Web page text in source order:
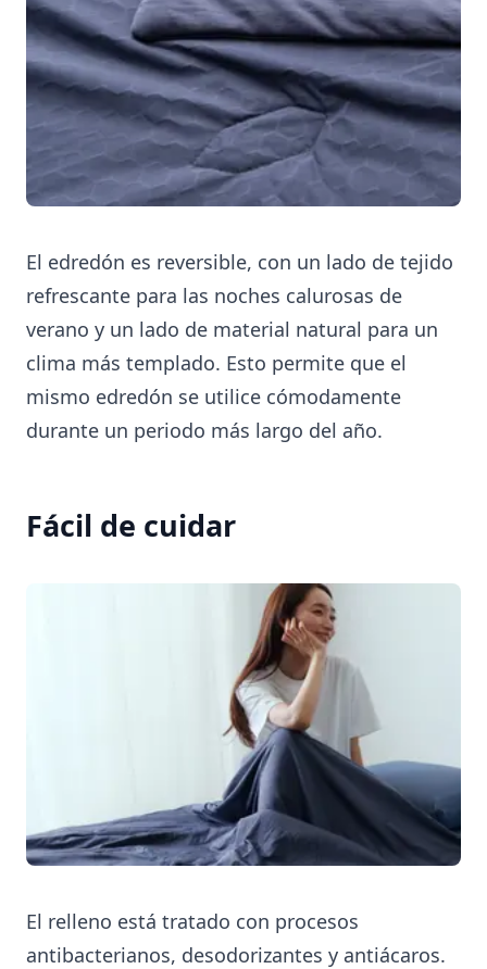
El edredón es reversible, con un lado de tejido
refrescante para las noches calurosas de
verano y un lado de material natural para un
clima más templado. Esto permite que el
mismo edredón se utilice cómodamente
durante un periodo más largo del año.
Fácil de cuidar
El relleno está tratado con procesos
antibacterianos, desodorizantes y antiácaros.